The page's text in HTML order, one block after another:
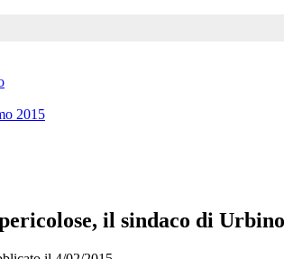
2015
il sindaco di